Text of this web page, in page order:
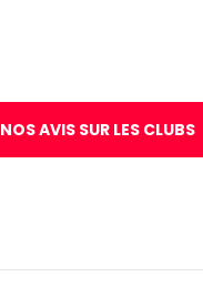
NOS AVIS SUR LES CLUBS